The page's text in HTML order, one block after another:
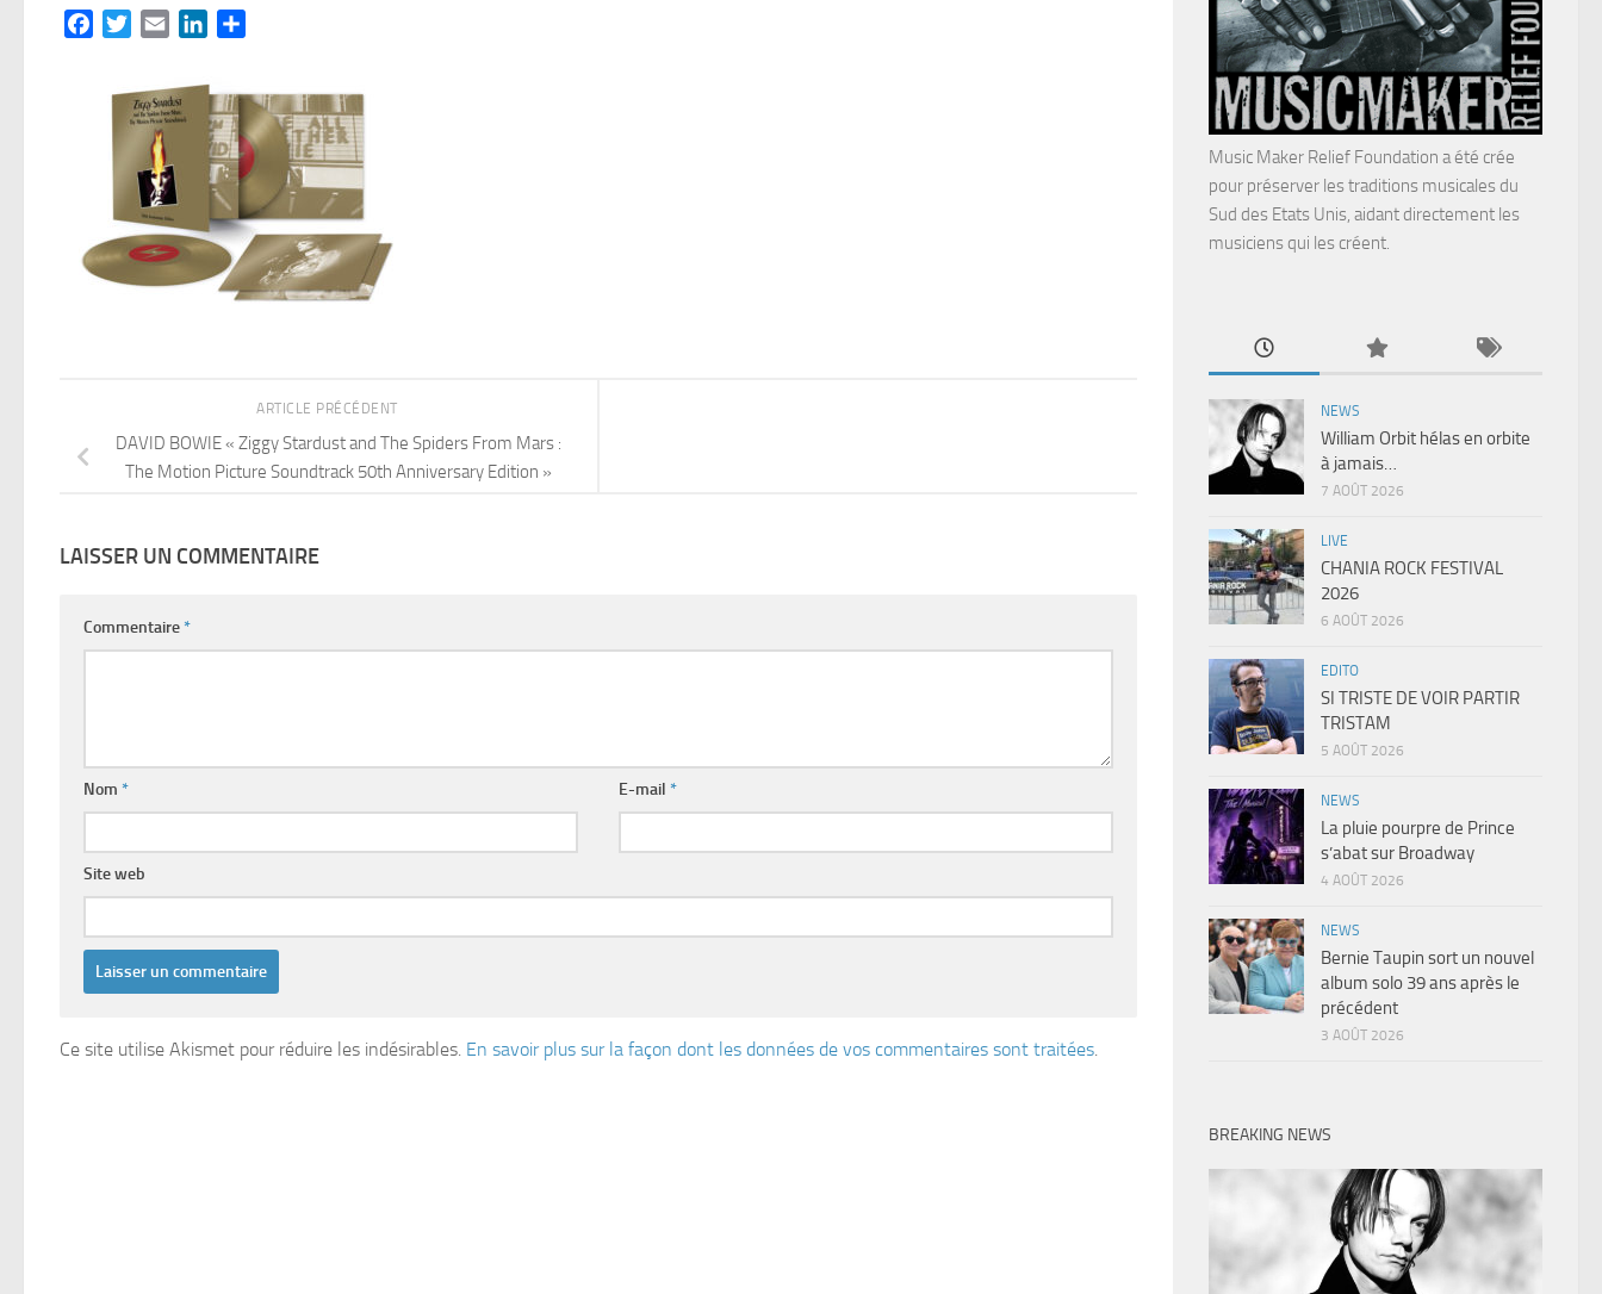
FacebookTwitterEmail LinkedIn
ARTICLE PRÉCÉDENT
DAVID BOWIE « Ziggy Stardust and The Spiders From Mars :
The Motion Picture Soundtrack 50th Anniversary Edition »
LAISSER UN COMMENTAIRE
Commentaire*
Nom * E-mail*
Site web
Ce site utilise Akismet pour réduire les indésirables. En savoir plus sur la façon dont les données de vos commentaires sont traitées
Music Maker Relief Foundation a été crée
pour préserver les traditions musicales du
Sud des Etats Unis, aidant directement les
musiciens qui les créent.
NEWS
William Orbit hélas en orbite
à jamais…
7 AOÛT 2026
LIVE
CHANIA ROCK FESTIVAL
2026
6 AOÛT 2026
EDITO
SI TRISTE DE VOIR PARTIR
TRISTAM
5 AOÛT 2026
NEWS
La pluie pourpre de Prince
s’abat sur Broadway
4 AOÛT 2026
NEWS
Bernie Taupin sort un nouvel
album solo 39 ans après le
précédent
3 AOÛT 2026
BREAKING NEWS